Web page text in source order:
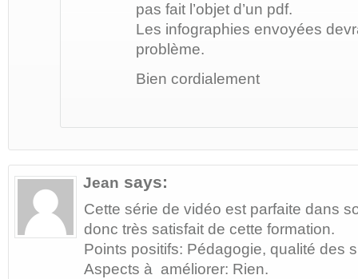
pas fait l’objet d’un pdf.
Les infographies envoyées
problème.
Bien cordialement
Jean says:
Cette série de vidéo est parfaite dans
donc très satisfait de cette formation.
Points positifs: Pédagogie, qualité des
Aspects à améliorer: Rien.